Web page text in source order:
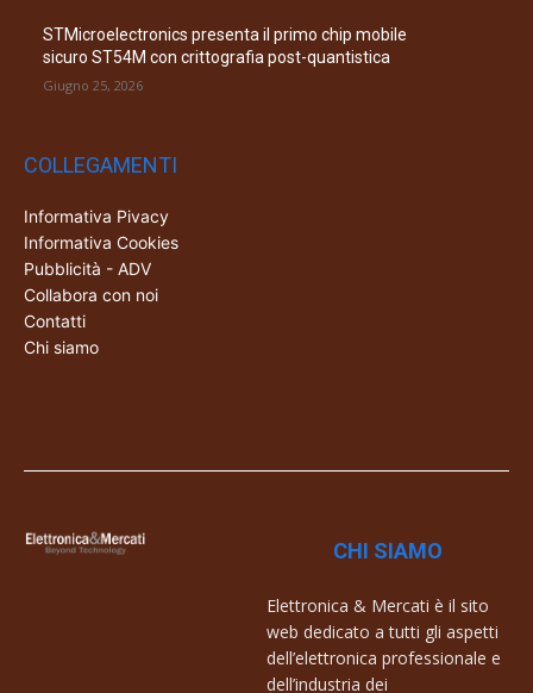
STMicroelectronics presenta il primo chip mobile
sicuro ST54M con crittografia post-quantistica
Giugno 25, 2026
COLLEGAMENTI
Informativa Pivacy
Informativa Cookies
Pubblicità - ADV
Collabora con noi
Contatti
Chi siamo
CHI SIAMO
Elettronica & Mercati è il sito
web dedicato a tutti gli aspetti
dell’elettronica professionale e
dell’industria dei